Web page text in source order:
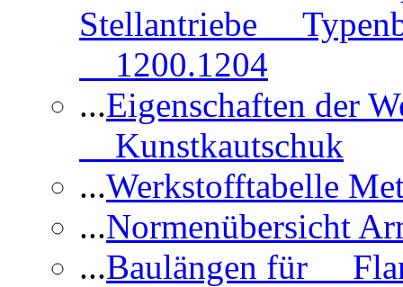
Stellantriebe
1200.1204
...Eigenschaften der
Kunstkautschuk
...Werkstofftabelle
...Normenübersicht
...Baulängen für